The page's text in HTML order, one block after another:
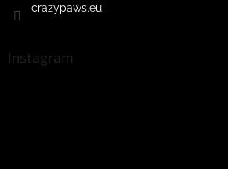
crazypaws.eu
Instagram